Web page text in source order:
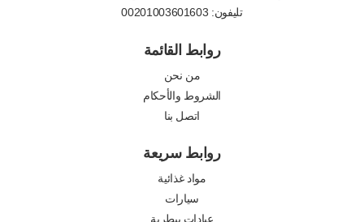
تليفون: 00201003601603
روابط القائمة
من نحن
الشروط والأحكام
اتصل بنا
روابط سريعة
مواد غذائية
سيارات
عيادات بيطرية